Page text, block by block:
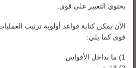
يحتوي التعبير على قوى.
الآن يمكن كتابة قواعد أولوية ترتيب
قوى كما يلي:
1) ما بداخل الأقواس